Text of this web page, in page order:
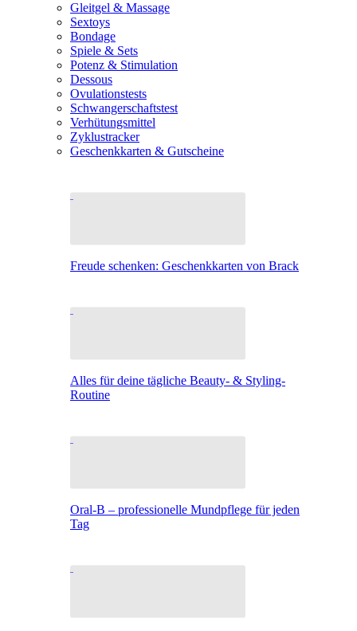
Gleitgel & Massage
Sextoys
Bondage
Spiele & Sets
Potenz & Stimulation
Dessous
Ovulationstests
Schwangerschaftstest
Verhütungsmittel
Zyklustracker
Geschenkkarten & Gutscheine
Freude schenken: Geschenkkarten von Brack
Alles für deine tägliche Beauty- & Styling-
Routine
Oral-B – professionelle Mundpflege für jeden
Tag